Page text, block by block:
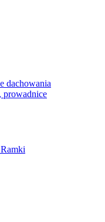
dachowania
prowadnice